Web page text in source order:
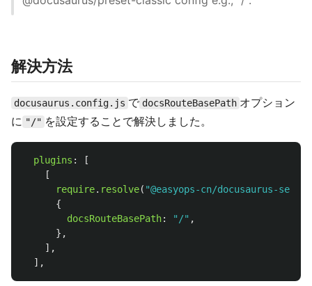
解決方法
docusaurus.config.js で docsRouteBasePath オプション
に "/" を設定することで解決しました。
plugins :
[
[
require. resolve( "@easyops-cn/docusaurus-
{
docsRouteBasePath: "/" ,
},
],
],